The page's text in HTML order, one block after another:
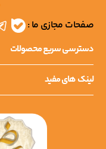
صفحات مجازی ما :
دسترسی سریع محصولات
لینک های مفید